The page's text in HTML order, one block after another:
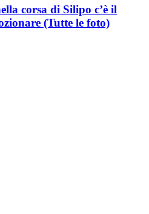
corsa di Silipo c’è il
(Tutte le foto)